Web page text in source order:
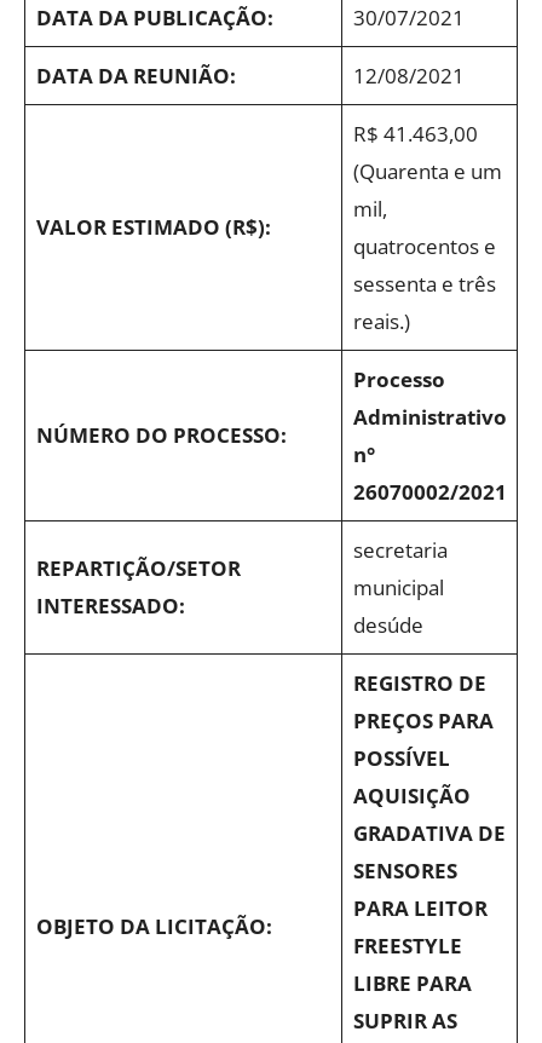
DATA DA PUBLICAÇÃO: 30/07/2021
DATA DA REUNIÃO: 12/08/2021
VALOR ESTIMADO (R$):
R$ 41.463,00
(Quarenta e um
mil,
quatrocentos e
sessenta e três
reais.)
NÚMERO DO PROCESSO:
Processo
Administrativo
n°
26070002/2021
REPARTIÇÃO/SETOR
INTERESSADO:
secretaria
municipal
desúde
OBJETO DA LICITAÇÃO:
REGISTRO DE
PREÇOS PARA
POSSÍVEL
AQUISIÇÃO
GRADATIVA DE
SENSORES
PARA LEITOR
FREESTYLE
LIBRE PARA
SUPRIR AS